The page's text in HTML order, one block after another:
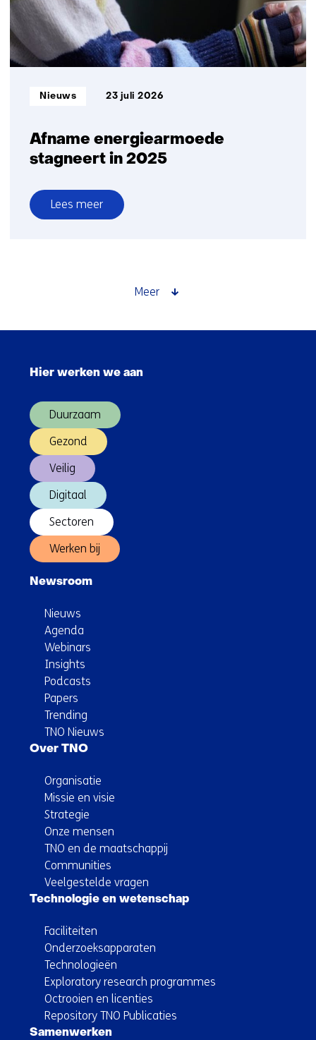
Afname energiearmoede
stagneert in 2025
Informatietype:
Nieuws 23 juli 2026
Lees meer
over
Meer
Hier werken we aan
Duurzaam
Gezond
Veilig
Digitaal
Sectoren
Werken bij
Newsroom
Nieuws
Agenda
Webinars
Insights
Podcasts
Papers
Trending
TNO Nieuws
Over TNO
Organisatie
Missie en visie
Strategie
Onze mensen
TNO en de maatschappij
Communities
Veelgestelde vragen
Technologie en wetenschap
Faciliteiten
Onderzoeksapparaten
Technologieën
Exploratory research programmes
Octrooien en licenties
Repository TNO Publicaties
Samenwerken